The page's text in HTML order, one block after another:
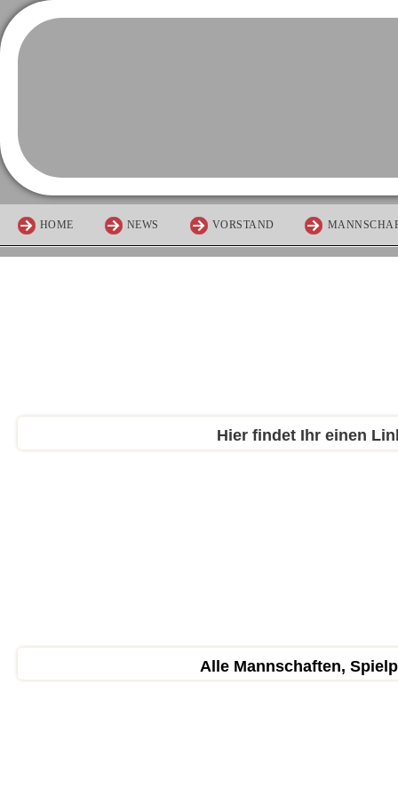
HOME NEWS VORSTAND
Hier findet Ihr einen
Alle Mannschaften,